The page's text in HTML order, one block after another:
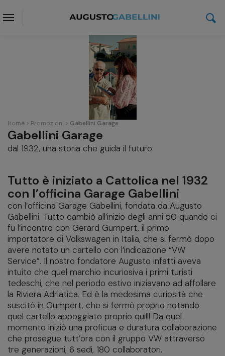
Home Promozioni Gabellini Garage
Gabellini Garage
dal 1932, una storia che guida il futuro
Tutto è iniziato a Cattolica nel 1932
con l’officina Garage Gabellini
con l’officina Garage Gabellini, fondata da Augusto
Gabellini. Tutto cambiò all’inizio degli anni 50 quando ci
fu l’incontro con Gerard Gumpert, il primo
importatore di Volkswagen in Italia, che si fermò dopo
avere notato un cartello con l’indicazione “VW
Service”. Il nostro fondatore Augusto infatti aveva
intuito che quel marchio incuriosiva i primi turisti
tedeschi, che nel periodo estivo iniziavano ad affollare
la Riviera Adriatica. Ed è la medesima curiosità che
suscitò in Gumpert, che si fermò proprio notando
quel cartello appoggiato proprio qui!!! Da quel
momento iniziò una proficua e duratura collaborazione
che prosegue tutt’ora con il gruppo VW attraverso
tre generazioni, 6 sedi, 180 collaboratori.